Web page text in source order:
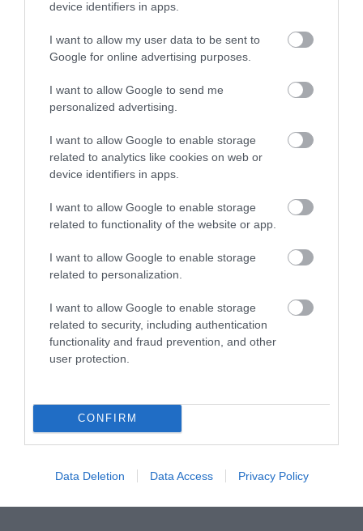
device identifiers in apps.
I want to allow my user data to be sent to
Google for online advertising purposes.
I want to allow Google to send me
personalized advertising.
I want to allow Google to enable storage
related to analytics like cookies on web or
device identifiers in apps.
I want to allow Google to enable storage
related to functionality of the website or app.
I want to allow Google to enable storage
related to personalization.
I want to allow Google to enable storage
related to security, including authentication
functionality and fraud prevention, and other
user protection.
CONFIRM
Data Deletion Data Access Privacy Policy